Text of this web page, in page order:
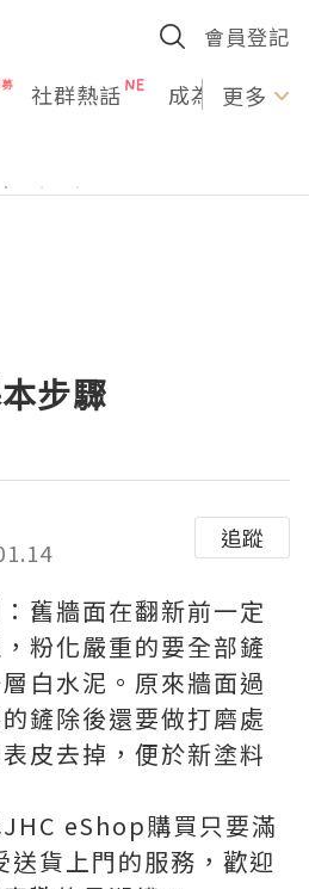
會員登記
社群熱話 成為U更多
步驟
追蹤
舊牆面在翻新前一定
粉化嚴重的要全部鏟
白水泥。原來牆面過
鏟除後還要做打磨處
皮去掉，便於新塗料
eShop購買只要滿
貨上門的服務，歡迎